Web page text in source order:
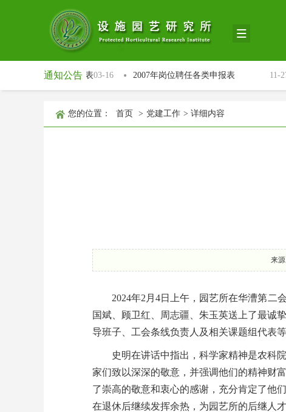
通知公告03-16
厂国际研讨会注册表 11-27
2007年岗位聘任各类申报表
您的位置： 首页 > 党建工作 > 详细内容
来
2024年2月4日上午，园艺所在华漕第二
国斌、顾卫红、周志疆、朱玉英送上了最诚
导班子、工会条线负责人及相关课题组代表
史明在讲话中指出，科学家精神是农科
家们致以深深的敬意，并强调他们的精神财
了崇高的敬意和衷心的感谢，充分肯定了他
在退休后继续发挥余热，为园艺所的后继人